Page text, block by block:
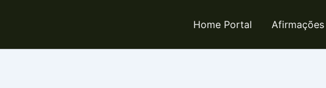
Home Portal Afirmações